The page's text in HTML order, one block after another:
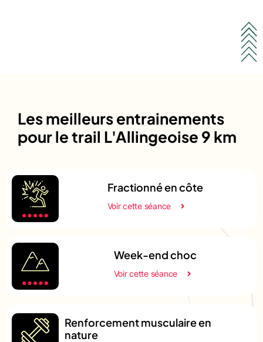
Les meilleurs entrainements
pour le trail L'Allingeoise 9 km
Fractionné en côte
Voir cette séance
Week-end choc
Voir cette séance
Renforcement musculaire en
nature